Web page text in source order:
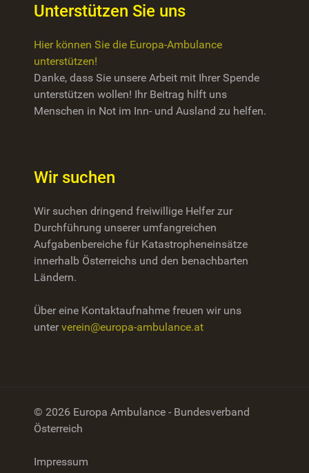
Unterstützen Sie uns
Hier können Sie die Europa-Ambulance
unterstützen!
Danke, dass Sie unsere Arbeit mit Ihrer Spende
unterstützen wollen! Ihr Beitrag hilft uns
Menschen in Not im Inn- und Ausland zu helfen.
Wir suchen
Wir suchen dringend freiwillige Helfer zur
Durchführung unserer umfangreichen
Aufgabenbereiche für Katastropheneinsätze
innerhalb Österreichs und den benachbarten
Ländern.
Über eine Kontaktaufnahme freuen wir uns
unterverein@europa-ambulance.at
© 2026 Europa Ambulance - Bundesverband
Österreich
Impressum